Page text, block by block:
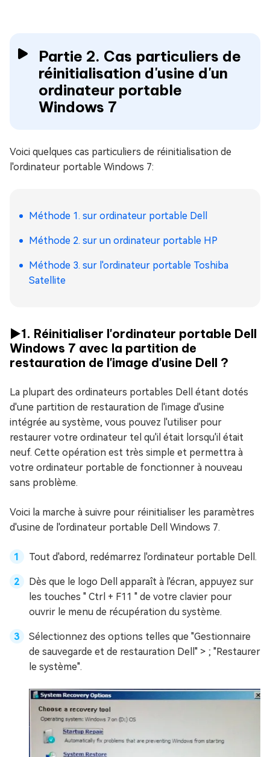
Partie 2. Cas particuliers de
réinitialisation d'usine d'un
ordinateur portable
Windows 7
Voici quelques cas particuliers de réinitialisation de
l'ordinateur portable Windows 7:
Méthode 1. sur ordinateur portable Dell
Méthode 2. sur un ordinateur portable HP
Méthode 3. sur l'ordinateur portable Toshiba
Satellite
▶️1. Réinitialiser l'ordinateur portable Dell
Windows 7 avec la partition de
restauration de l'image d'usine Dell ?
La plupart des ordinateurs portables Dell étant dotés
d'une partition de restauration de l'image d'usine
intégrée au système, vous pouvez l'utiliser pour
restaurer votre ordinateur tel qu'il était lorsqu'il était
neuf. Cette opération est très simple et permettra à
votre ordinateur portable de fonctionner à nouveau
sans problème.
Voici la marche à suivre pour réinitialiser les paramètres
d'usine de l'ordinateur portable Dell Windows 7.
Tout d'abord, redémarrez l'ordinateur portable Dell.
Dès que le logo Dell apparaît à l'écran, appuyez sur
les touches " Ctrl + F11 " de votre clavier pour
ouvrir le menu de récupération du système.
Sélectionnez des options telles que "Gestionnaire
de sauvegarde et de restauration Dell" > ; "Restaurer
le système".